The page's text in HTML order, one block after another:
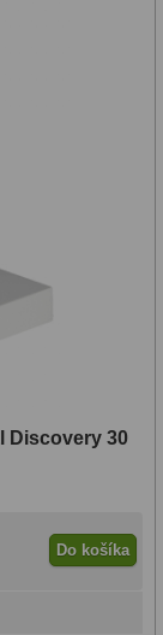
Discovery 30
Do košíka